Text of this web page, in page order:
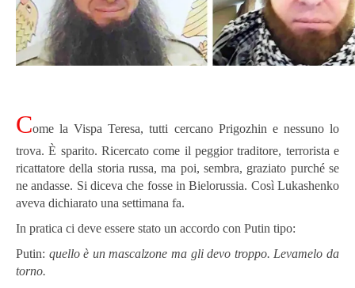
Come la Vispa Teresa, tutti cercano Prigozhin e nessuno lo
trova. È sparito. Ricercato come il peggior traditore, terrorista e
ricattatore della storia russa, ma poi, sembra, graziato purché se
ne andasse. Si diceva che fosse in Bielorussia. Così Lukashenko
aveva dichiarato una settimana fa.
In pratica ci deve essere stato un accordo con Putin tipo:
Putin: quello è un mascalzone ma gli devo troppo. Levamelo da
torno.